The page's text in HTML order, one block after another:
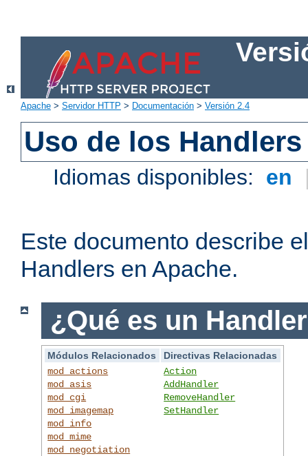
Apache > Servidor HTTP > Documentación > Versión 2.4
Uso de los
Idiomas disponibles: en
Este documento describe
Handlers en Apache.
¿Qué es un
Módulos Relacionados
Directivas Relacionadas
mod_actions
mod_asis
mod_cgi
mod_imagemap
mod_info
mod_mime
mod_negotiation
Action
AddHandler
RemoveHandler
SetHandler